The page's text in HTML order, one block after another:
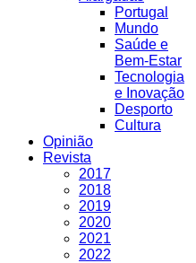
Portugal
Mundo
Saúde e
Bem-Estar
Tecnologia
e Inovação
Desporto
Cultura
Opinião
Revista
2017
2018
2019
2020
2021
2022